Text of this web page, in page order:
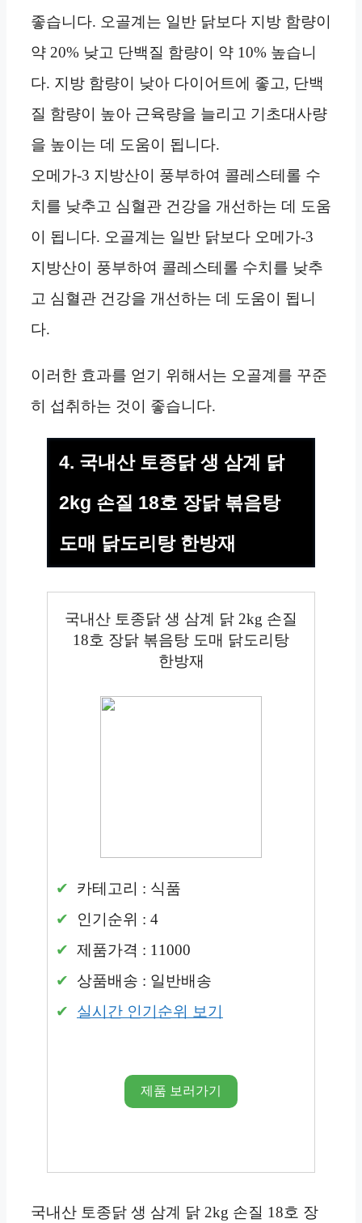
좋습니다. 오골계는 일반 닭보다 지방 함량이
약 20% 낮고 단백질 함량이 약 10% 높습니
다. 지방 함량이 낮아 다이어트에 좋고, 단백
질 함량이 높아 근육량을 늘리고 기초대사량
을 높이는 데 도움이 됩니다.
오메가-3 지방산이 풍부하여 콜레스테롤 수
치를 낮추고 심혈관 건강을 개선하는 데 도움
이 됩니다. 오골계는 일반 닭보다 오메가-3
지방산이 풍부하여 콜레스테롤 수치를 낮추
고 심혈관 건강을 개선하는 데 도움이 됩니
다.
이러한 효과를 얻기 위해서는 오골계를 꾸준
히 섭취하는 것이 좋습니다.
4. 국내산 토종닭 생 삼계 닭
2kg 손질 18호 장닭 볶음탕
도매 닭도리탕 한방재
국내산 토종닭 생 삼계 닭 2kg 손질
18호 장닭 볶음탕 도매 닭도리탕
한방재
카테고리 : 식품
인기순위 : 4
제품가격 : 11000
상품배송 : 일반배송
실시간 인기순위 보기
제품 보러가기
국내산 토종닭 생 삼계 닭 2kg 손질 18호 장